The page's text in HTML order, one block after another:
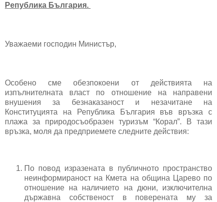
Република България.
Уважаеми господин Министър,
Особено сме обезпокоени от действията на
изпълнителната власт по отношение на направени
внушения за безнаказаност и незачитане на
Конституцията на Република България във връзка с
плажа за природосъобразен туризъм “Корал”. В тази
връзка, моля да предприемете следните действия:
По повод изразената в публичното пространство
неинформираност на Кмета на община Царево по
отношение на наличието на дюни, изключителна
държавна собственост в поверената му за